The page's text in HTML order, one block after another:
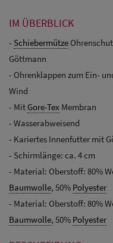
IM ÜBERBLICK
- Schiebermütze
Göttmann
- Ohrenklappen zum Ein-
Wind
- Mit Gore-Tex Membran
- Wasserabweisend
- Kariertes Innenfutter mit
- Schirmlänge: ca. 4 cm
- Material: Oberstoff: 80%
Baumwolle, 50% Polyester
- Material: Oberstoff: 80%
Baumwolle, 50% Polyester